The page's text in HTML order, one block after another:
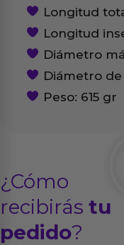
Longitud
Longitud
Diámetro
Diámetro de
Peso: 615 gr
¿Cómo
recibirás tu
pedido?